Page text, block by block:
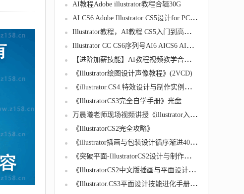
AI教程Adobe illustrator教程合辑30G
AI CS6 Adobe Illustrator CS5设计for PC－MAC 素材 教程 模板
Illustrator教程，AI教程 CS5入门到高级视频教程Illustrator CS5视频教程
Illustrator CC CS6序列号AI6 AICS6 AICC软件中英文+教程 可更新
【进阶加薪技能】AI教程视频教学合辑全46集
《Illustrator绘图设计声像教程》(2VCD)
《illustrator.CS4.特效设计与制作实例精讲》
《IllustratorCS3完全自学手册》光盘
万晨曦老师现场视频讲授《illustrator入门教程》
《IllustratorCS2完全攻略》
《illustrator插画与包装设计循序渐进400例》
《突破平面-IllustratorCS2设计与制作深度剖析》光盘
《IllustratorCS2中文版插画与平面设计超级入门》光盘
《Illustrator.CS3平面设计技能进化手册》－－实例、素材、教学视频》